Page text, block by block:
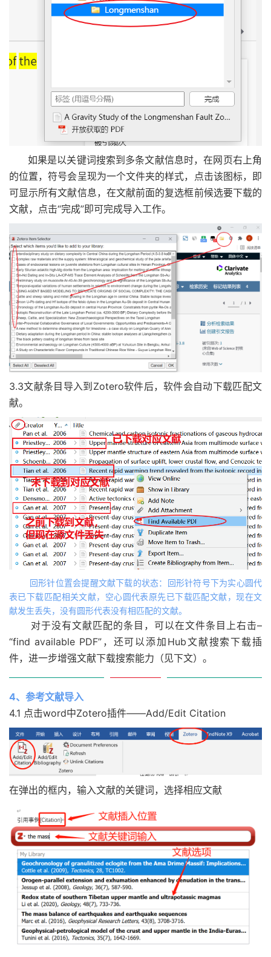
如果是以关键词搜索到多条文献信息时，在网页右上角
的位置，符号会呈现为一个文件夹的样式，点击该图标，即
可显示所有文献信息，在文献前面的复选框前候选要下载的
文献，点击“完成”即可完成导入工作。
3.3文献条目导入到Zotero软件后，软件会自动下载匹配文
献。
回形针位置会提醒文献下载的状态：回形针符号下为实心圆代
表已下载匹配相关文献，空心圆代表原先已下载匹配文献，现在文
献发生丢失，没有圆形代表没有相匹配的文献。
对于没有文献匹配的条目，可以在文件条目上右击–
“find available PDF”，还可以添加Hub文献搜索下载插
件，进一步增强文献下载搜索能力（见下文）。
4、参考文献导入
4.1 点击word中Zotero插件——Add/Edit Citation
在弹出的框内，输入文献的关键词，选择相应文献